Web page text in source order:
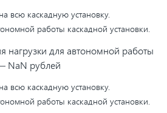
всю каскадную установку.
работы каскадной установки.
нагрузки для автономной работы
NaN рублей
всю каскадную установку.
работы каскадной установки.